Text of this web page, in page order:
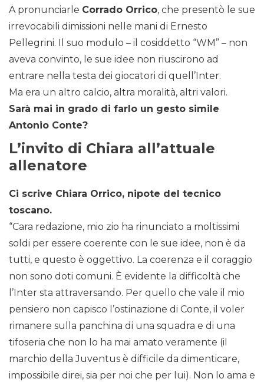
A pronunciarle Corrado Orrico, che presentò le sue
irrevocabili dimissioni nelle mani di Ernesto
Pellegrini. Il suo modulo – il cosiddetto “WM” – non
aveva convinto, le sue idee non riuscirono ad
entrare nella testa dei giocatori di quell’Inter.
Ma era un altro calcio, altra moralità, altri valori.
Sarà mai in grado di farlo un gesto simile
Antonio Conte?
L’invito di Chiara all’attuale
allenatore
Ci scrive Chiara Orrico, nipote del tecnico
toscano.
“Cara redazione, mio zio ha rinunciato a moltissimi
soldi per essere coerente con le sue idee, non è da
tutti, e questo è oggettivo. La coerenza e il coraggio
non sono doti comuni. È evidente la difficoltà che
l’Inter sta attraversando. Per quello che vale il mio
pensiero non capisco l’ostinazione di Conte, il voler
rimanere sulla panchina di una squadra e di una
tifoseria che non lo ha mai amato veramente (il
marchio della Juventus è difficile da dimenticare,
impossibile direi, sia per noi che per lui). Non lo ama e